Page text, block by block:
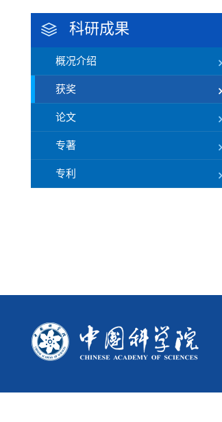
科研成果
概况介绍
获奖
论文
专著
专利